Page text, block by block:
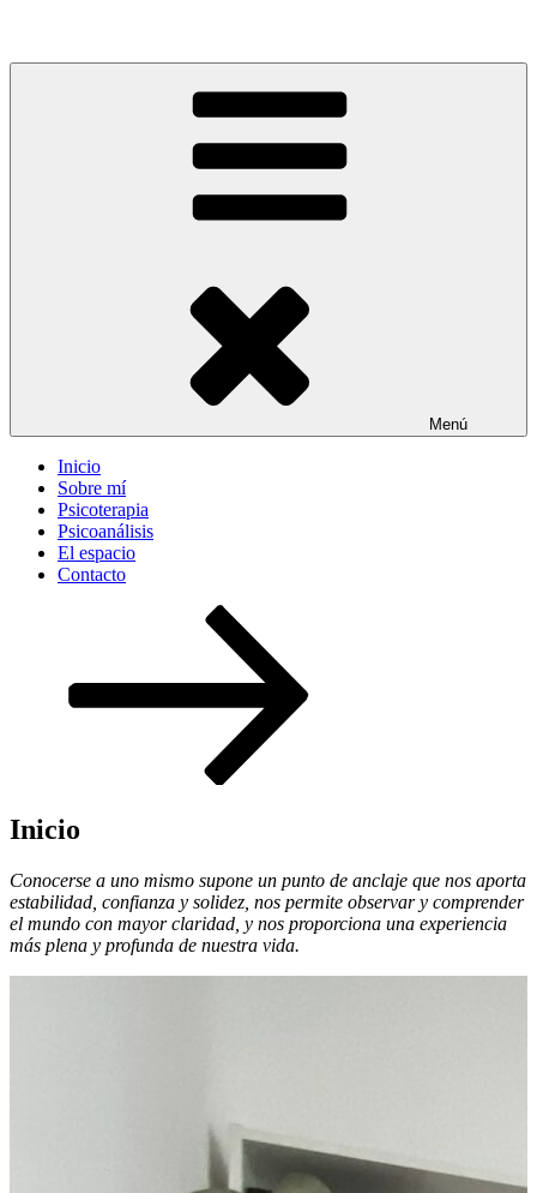
Menú
Inicio
Sobre mí
Psicoterapia
Psicoanálisis
El espacio
Contacto
Inicio
Conocerse a uno mismo supone un punto de anclaje que nos aporta
estabilidad, confianza y solidez, nos permite observar y comprender
el mundo con mayor claridad, y nos proporciona una experiencia
más plena y profunda de nuestra vida.